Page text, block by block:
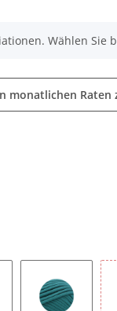
Wählen Sie
monatlichen Raten